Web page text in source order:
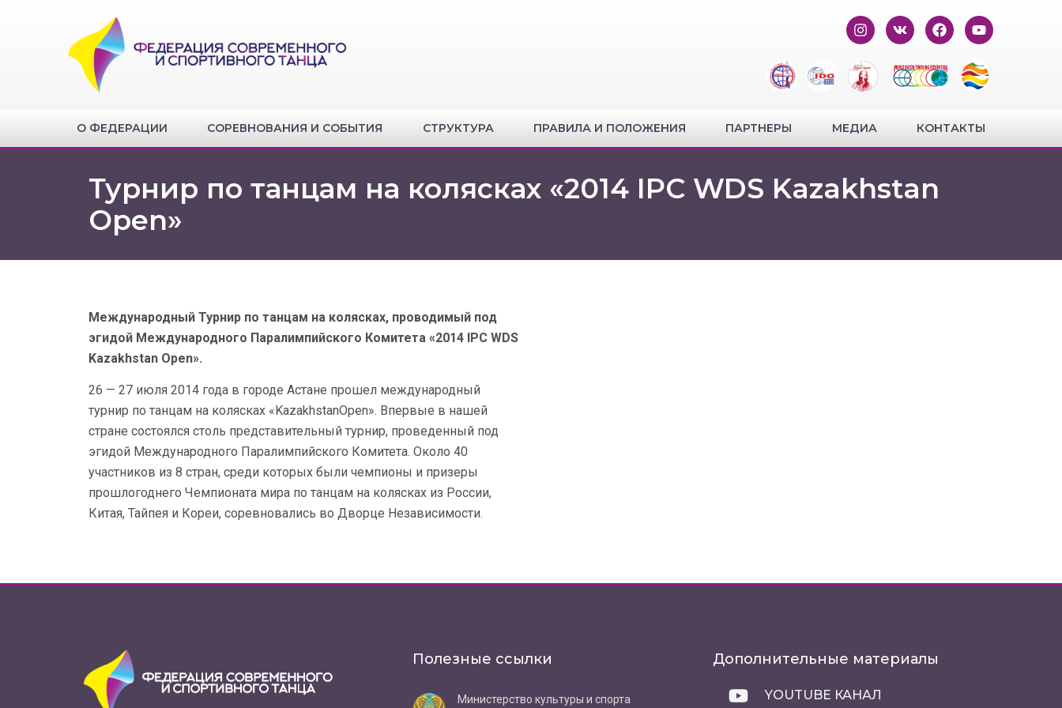
О ФЕДЕРАЦИИ СОРЕВНОВАНИЯ И СОБЫТИЯ СТРУКТУРА ПРАВИЛА И ПОЛОЖЕНИЯ ПАРТНЕРЫ МЕДИА КОНТАКТЫ
Турнир по танцам на колясках «2014 IPC WDS Kazakhstan
Open»
Международный Турнир по танцам на колясках, проводимый под
эгидой Международного Паралимпийского Комитета «2014 IPC WDS
Kazakhstan Open».
26 — 27 июля 2014 года в городе Астане прошел международный
турнир по танцам на колясках «KazakhstanOpen». Впервые в нашей
стране состоялся столь представительный турнир, проведенный под
эгидой Международного Паралимпийского Комитета. Около 40
участников из 8 стран, среди которых были чемпионы и призеры
прошлогоднего Чемпионата мира по танцам на колясках из России,
Китая, Тайпея и Кореи, соревновались во Дворце Независимости.
Полезные ссылки
Министерство культуры и спорта
Дополнительные материалы
YOUTUBE КАНАЛ